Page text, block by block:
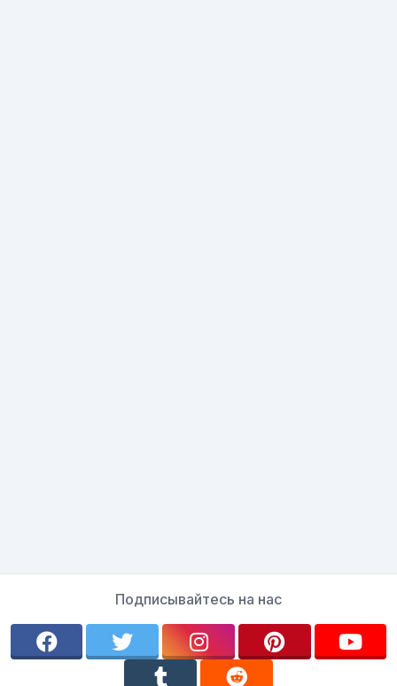
Подписывайтесь на нас